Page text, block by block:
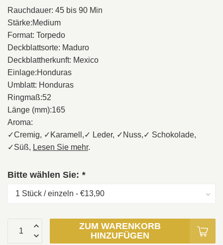
Rauchdauer: 45 bis 90 Min
Stärke:Medium
Format: Torpedo
Deckblattsorte: Maduro
Deckblattherkunft: Mexico
Einlage:Honduras
Umblatt: Honduras
Ringmaß:52
Länge (mm):165
Aroma:
✓Cremig, ✓Karamell,✓ Leder, ✓Nuss,✓ Schokolade,
✓Süß, Lesen Sie mehr.
Bitte wählen Sie: *
ZUM WARENKORB
HINZUFÜGEN